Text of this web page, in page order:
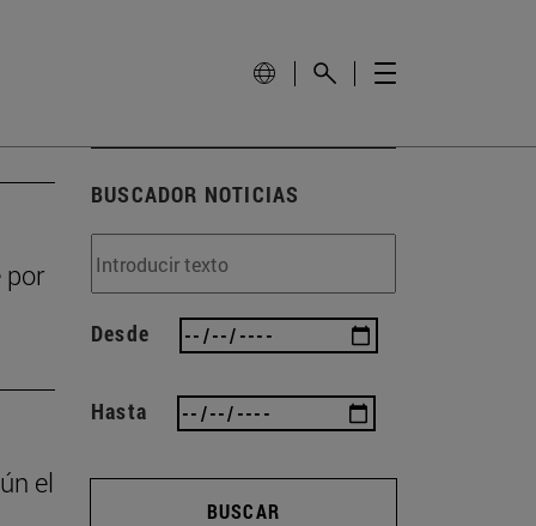
por
el
BUSCADOR NOTICIAS
Desde
Hasta
BUSCAR